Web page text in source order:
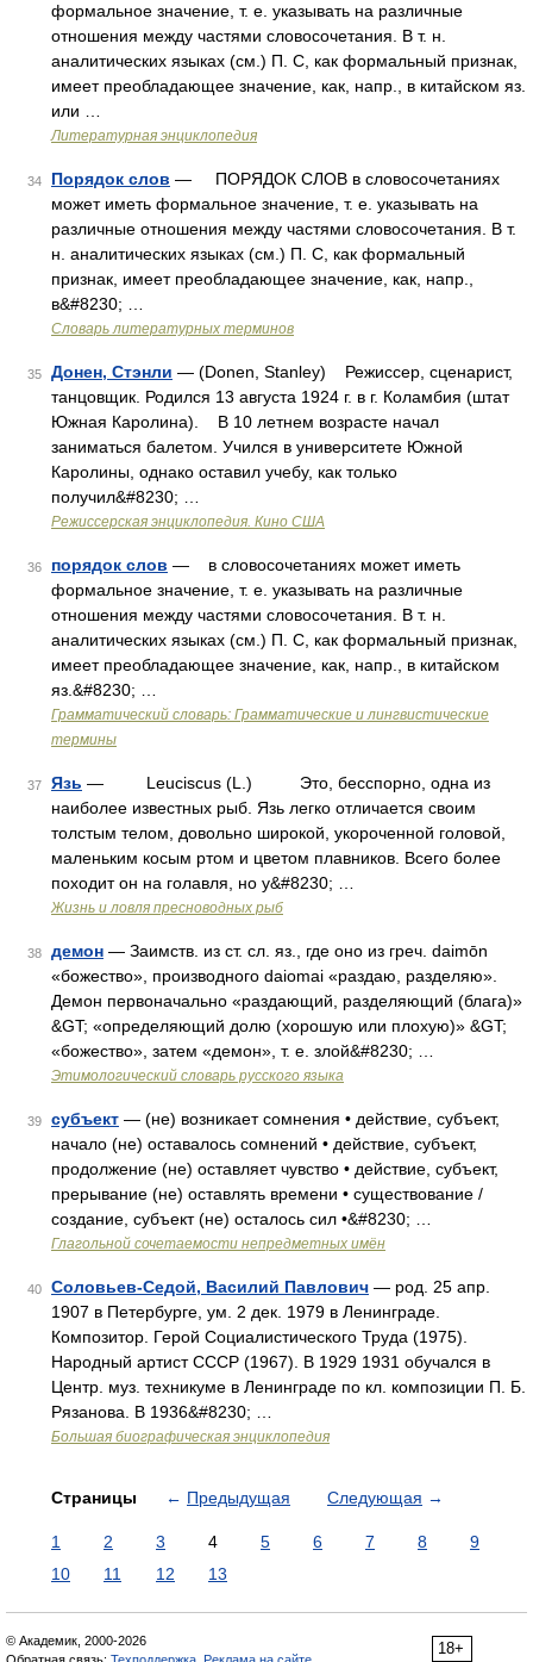
формальное значение, т. е. указывать на различные
отношения между частями словосочетания. В т. н.
аналитических языках (см.) П. С, как формальный признак,
имеет преобладающее значение, как, напр., в китайском яз.
или …
Литературная энциклопедия
34 Порядок слов — ПОРЯДОК СЛОВ в словосочетаниях
может иметь формальное значение, т. е. указывать на
различные отношения между частями словосочетания. В т.
н. аналитических языках (см.) П. С, как формальный
признак, имеет преобладающее значение, как, напр.,
в&#8230; …
Словарь литературных терминов
35 Донен, Стэнли — (Donen, Stanley) Режиссер, сценарист,
танцовщик. Родился 13 августа 1924 г. в г. Коламбия (штат
Южная Каролина). В 10 летнем возрасте начал
заниматься балетом. Учился в университете Южной
Каролины, однако оставил учебу, как только
получил&#8230; …
Режиссерская энциклопедия. Кино США
36 порядок слов — в словосочетаниях может иметь
формальное значение, т. е. указывать на различные
отношения между частями словосочетания. В т. н.
аналитических языках (см.) П. С, как формальный признак,
имеет преобладающее значение, как, напр., в китайском
яз.&#8230; …
Грамматический словарь: Грамматические и лингвистические
термины
37 Язь — Leuciscus (L.) Это, бесспорно, одна из
наиболее известных рыб. Язь легко отличается своим
толстым телом, довольно широкой, укороченной головой,
маленьким косым ртом и цветом плавников. Всего более
походит он на голавля, но у&#8230; …
Жизнь и ловля пресноводных рыб
38 демон — Заимств. из ст. сл. яз., где оно из греч. daimōn
«божество», производного daiomai «раздаю, разделяю».
Демон первоначально «раздающий, разделяющий (блага)»
&GT; «определяющий долю (хорошую или плохую)» &GT;
«божество», затем «демон», т. е. злой&#8230; …
Этимологический словарь русского языка
39 субъект — (не) возникает сомнения • действие, субъект,
начало (не) оставалось сомнений • действие, субъект,
продолжение (не) оставляет чувство • действие, субъект,
прерывание (не) оставлять времени • существование /
создание, субъект (не) осталось сил •&#8230; …
Глагольной сочетаемости непредметных имён
40 Соловьев-Седой, Василий Павлович — род. 25 апр.
1907 в Петербурге, ум. 2 дек. 1979 в Ленинграде.
Композитор. Герой Социалистического Труда (1975).
Народный артист СССР (1967). В 1929 1931 обучался в
Центр. муз. техникуме в Ленинграде по кл. композиции П. Б.
Рязанова. В 1936&#8230; …
Большая биографическая энциклопедия
Страницы ← Предыдущая Следующая →
1 2 3 4 5 6 7 8
9
10
11 12 13
18+
© Академик, 2000-2026